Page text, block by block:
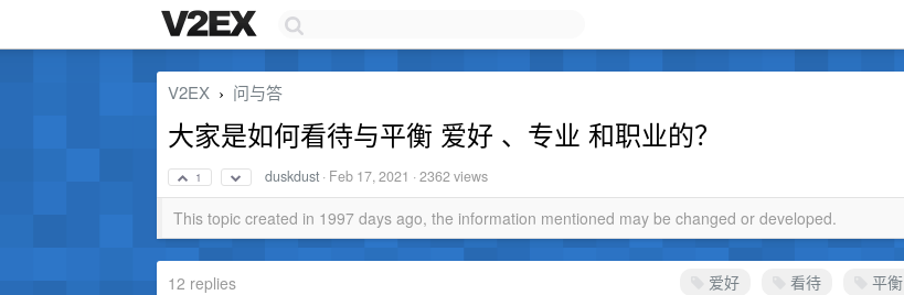
V2EX › 问与答
大家是如何看待与平衡 爱好 、专业 和职业的？
1 duskdust · Feb 17, 2021 · 2362 views
This topic created in 1997 days ago, the information mentioned may be changed or developed.
爱好 看待 平衡
12 replies